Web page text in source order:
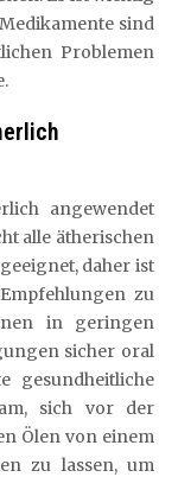
sind
Problemen
angewendet
alle ätherischen
daher ist
zu
in geringen
sicher oral
gesundheitliche
sich vor der
Ölen von einem
zu lassen, um